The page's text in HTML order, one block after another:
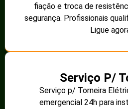
fiação e troca de
segurança. Profissionais
Ligue
Serviço P/
Serviço p/ Torneira
emergencial 24h para